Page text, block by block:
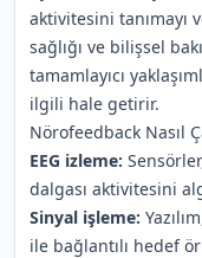
aktivitesini tanımayı
sağlığı ve bilişsel
tamamlayıcı
ilgili hale getirir.
Nörofeedback Nasıl
EEG izleme:
dalgası aktivitesini
Sinyal işleme:
ile bağlantılı hedef